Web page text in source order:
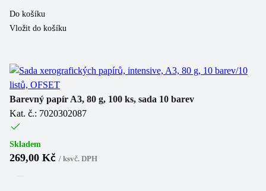
Do košíku
Vložit do košíku
Barevný papír A3, 80 g, 100 ks, sada 10 barev
Kat. č.: 7020302087
Skladem
269,00 Kč / ksvč. DPH